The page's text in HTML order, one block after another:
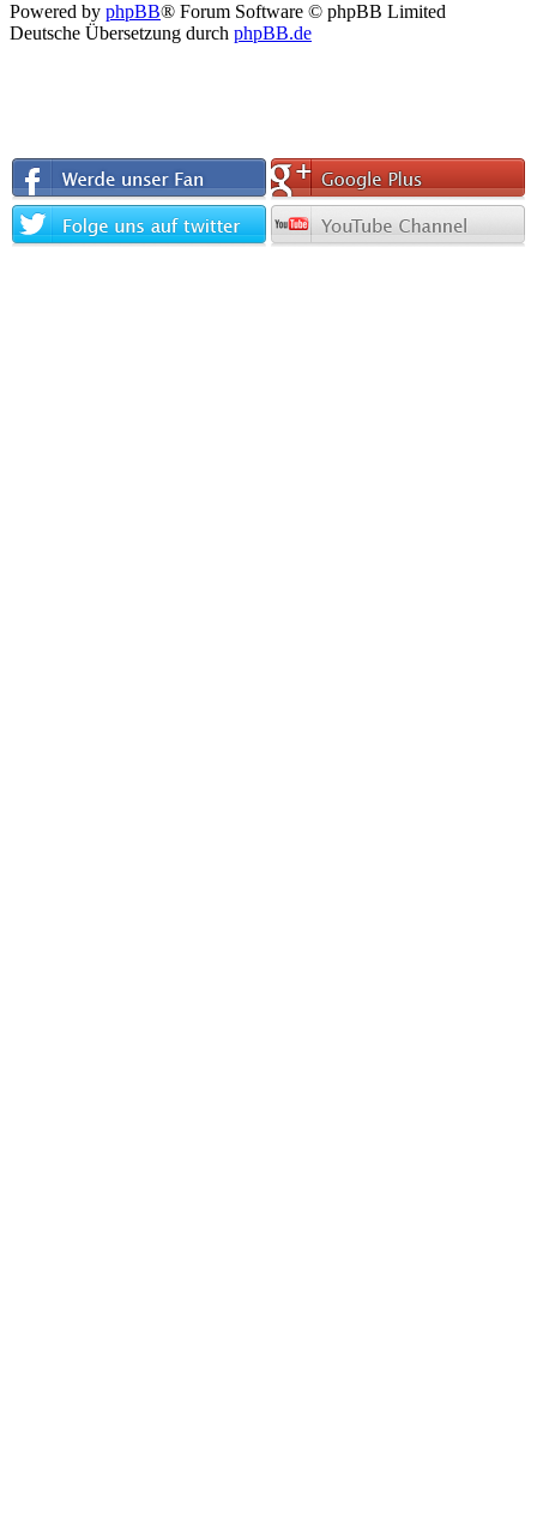
Powered by phpBB® Forum Software © phpBB Limited
Deutsche Übersetzung durch phpBB.de